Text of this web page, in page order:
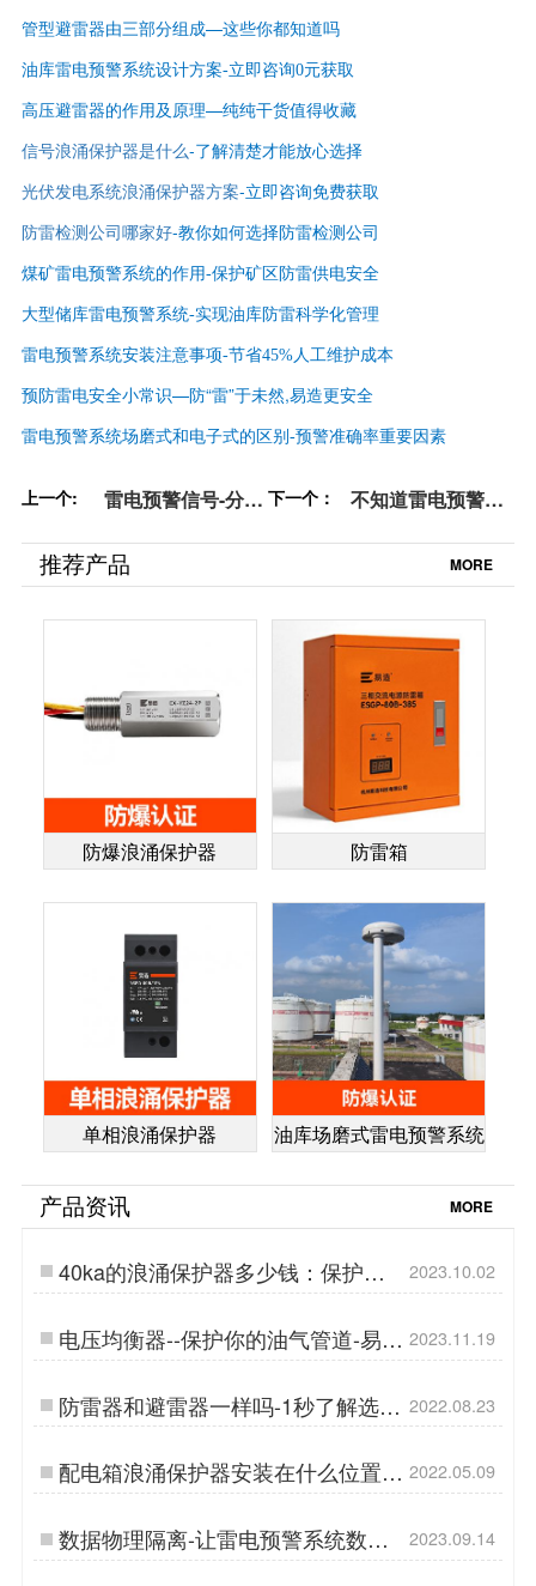
管型避雷器由三部分组成—这些你都知道吗
油库雷电预警系统设计方案-立即咨询0元获取
高压避雷器的作用及原理—纯纯干货值得收藏
信号浪涌保护器是什么-了解清楚才能放心选择
光伏发电系统浪涌保护器方案-立即咨询免费获取
防雷检测公司哪家好-教你如何选择防雷检测公司
煤矿雷电预警系统的作用-保护矿区防雷供电安全
大型储库雷电预警系统-实现油库防雷科学化管理
雷电预警系统安装注意事项-节省45%人工维护成本
预防雷电安全小常识—防“雷”于未然,易造更安全
雷电预警系统场磨式和电子式的区别-预警准确率重要因素
上一个:
雷电预警信号-分黄
【杭州易造】
下一个：
不知道雷电预警系
【易造防雷】
推荐产品 MORE
防爆浪涌保护器 防雷箱
单相浪涌保护器 油库场磨式雷电预警系统
产品资讯 MORE
40ka的浪涌保护器多少钱：保护电
器设备的不可或缺之选-易造防雷…
2023.10.02
电压均衡器--保护你的油气管道-易造
防雷…
2023.11.19
防雷器和避雷器一样吗-1秒了解选择
不愁【杭州易造】…
2022.08.23
配电箱浪涌保护器安装在什么位置-
查看详情【杭州易造】…
2022.05.09
数据物理隔离-让雷电预警系统数据
更安全！-易造防雷…
2023.09.14